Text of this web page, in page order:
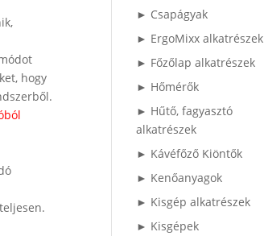
hogy
► Csapágyak
► ErgoMixx alkatrészek
► Főzőlap alkatrészek
► Hőmérők
► Hűtő, fagyasztó
alkatrészek
► Kávéfőző Kiöntők
► Kenőanyagok
► Kisgép alkatrészek
► Kisgépek